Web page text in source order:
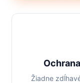
Žiadne